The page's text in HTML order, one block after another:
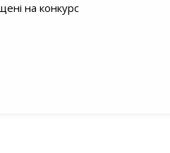
на конкурс